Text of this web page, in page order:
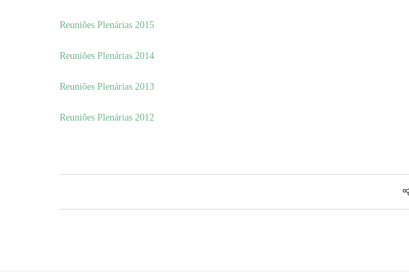
Reuniões Plenárias 2015
Reuniões Plenárias 2014
Reuniões Plenárias 2013
Reuniões Plenárias 2012